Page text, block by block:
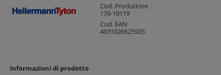
Cod. Produttore
176-10119
Cod. EAN
4031026625935
Informazioni di prodotto